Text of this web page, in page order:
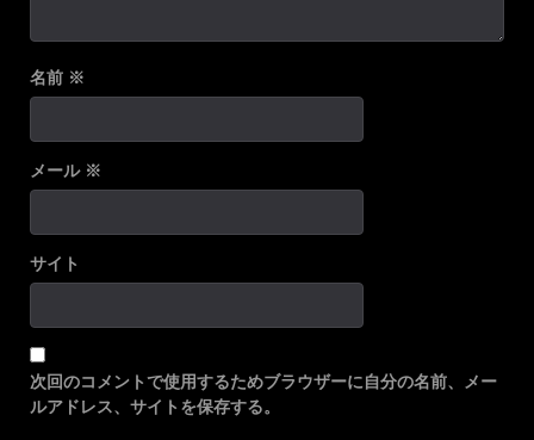
名前 ※
メール ※
サイト
次回のコメントで使用するためブラウザーに自分の名前、メー
ルアドレス、サイトを保存する。